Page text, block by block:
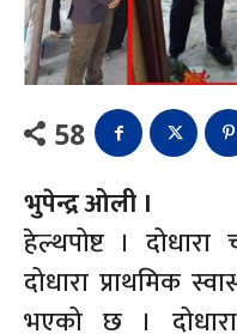
58
भुपेन्द्र ओली ।
हेल्थपोष्ट ।
दोधारा प्राथमिक
भएको छ । दोधारा